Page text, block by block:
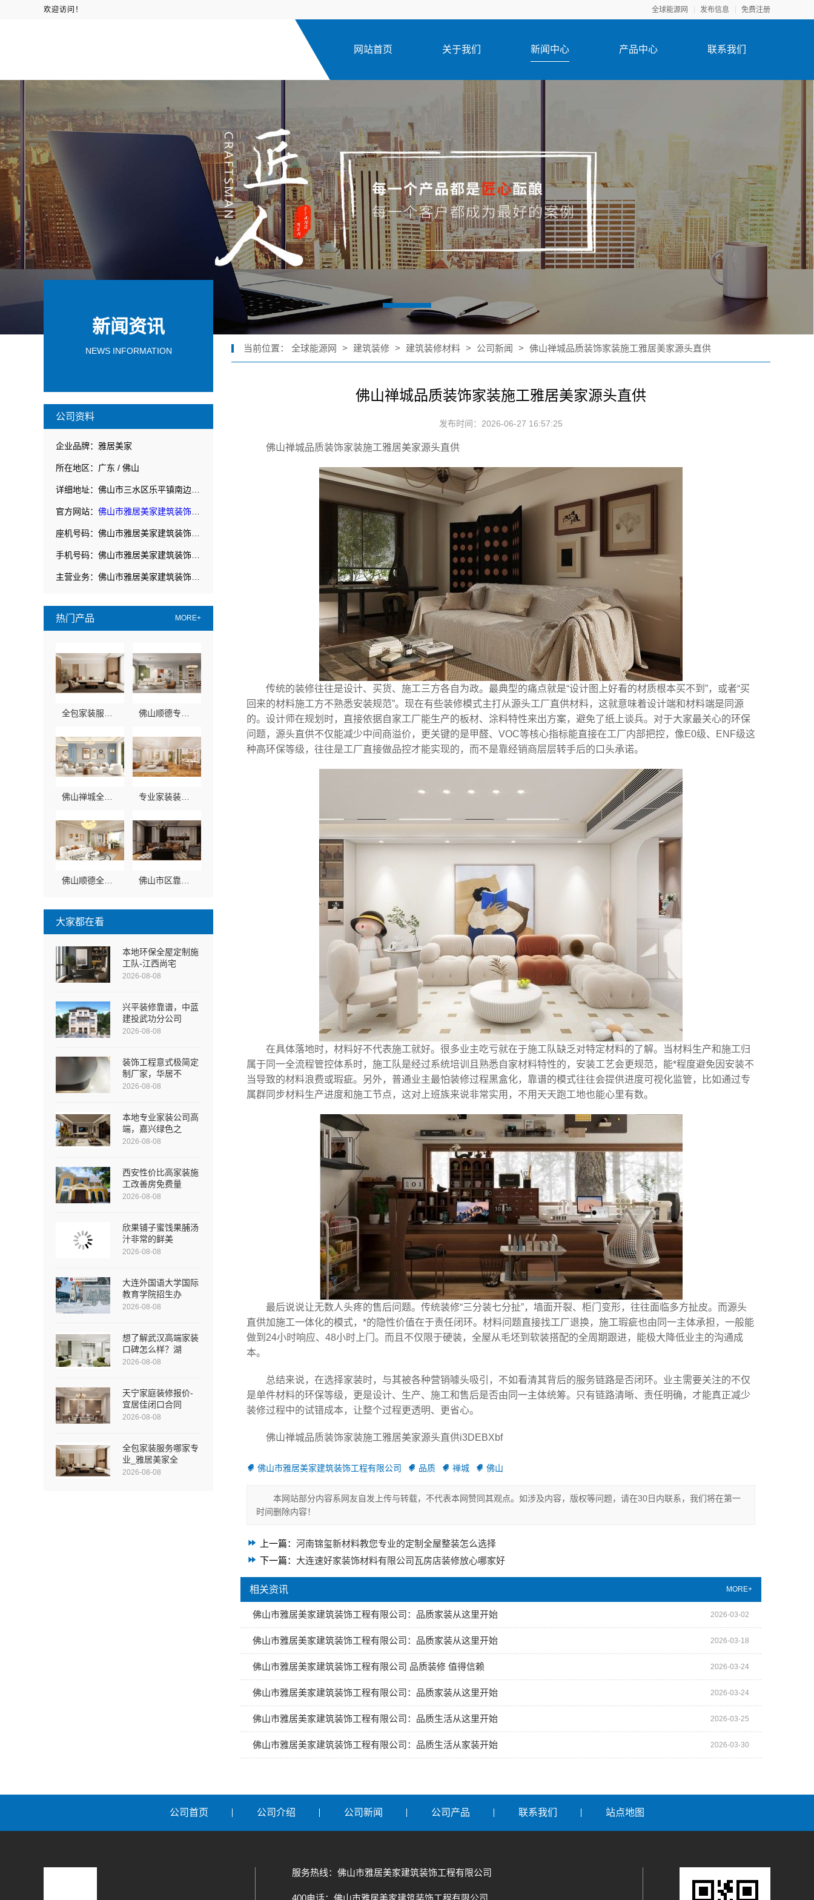
欢迎访问！ 全球能源网 发布信息 免费注册
网站首页 关于我们 新闻中心 产品中心 联系我们
新闻资讯
NEWS INFORMATION
公司资料
企业品牌：雅居美家
所在地区：广东 / 佛山
官方网站： 佛山市雅居美家建筑装饰工程有限公司
热门产品 MORE+
大家都在看
本地环保全屋定制施
工队-江西尚宅
2026-08-08
兴平装修靠谱，中蓝
建投武功分公司
2026-08-08
装饰工程意式极简定
制厂家，华居不
2026-08-08
本地专业家装公司高
端，嘉兴绿色之
2026-08-08
西安性价比高家装施
工改善房免费量
2026-08-08
欣果铺子蜜饯果脯汤
汁非常的鲜美
2026-08-08
大连外国语大学国际
教育学院招生办
2026-08-08
想了解武汉高端家装
口碑怎么样？湖
2026-08-08
天宁家庭装修报价-
宜居佳闭口合同
2026-08-08
全包家装服务哪家专
业_雅居美家全
2026-08-08
当前位置： 全球能源网 > 建筑装修 > 建筑装修材料 > 公司新闻 > 佛山禅城品质装饰家装施工雅居美家源头直供
佛山禅城品质装饰家装施工雅居美家源头直供
发布时间：2026-06-27 16:57:25
佛山禅城品质装饰家装施工雅居美家源头直供
传统的装修往往是设计、买货、施工三方各自为政。最典型的痛点就是“设计图上好看的材质根本买不到”，或者“买
回来的材料施工方不熟悉安装规范”。现在有些装修模式主打从源头工厂直供材料，这就意味着设计端和材料端是同源
的。设计师在规划时，直接依据自家工厂能生产的板材、涂料特性来出方案，避免了纸上谈兵。对于大家最关心的环保
问题，源头直供不仅能减少中间商溢价，更关键的是甲醛、VOC等核心指标能直接在工厂内部把控，像E0级、ENF级这
种高环保等级，往往是工厂直接做品控才能实现的，而不是靠经销商层层转手后的口头承诺。
在具体落地时，材料好不代表施工就好。很多业主吃亏就在于施工队缺乏对特定材料的了解。当材料生产和施工归
属于同一全流程管控体系时，施工队是经过系统培训且熟悉自家材料特性的，安装工艺会更规范，能*程度避免因安装不
当导致的材料浪费或瑕疵。另外，普通业主最怕装修过程黑盒化，靠谱的模式往往会提供进度可视化监管，比如通过专
属群同步材料生产进度和施工节点，这对上班族来说非常实用，不用天天跑工地也能心里有数。
最后说说让无数人头疼的售后问题。传统装修“三分装七分扯”，墙面开裂、柜门变形，往往面临多方扯皮。而源头
直供加施工一体化的模式，*的隐性价值在于责任闭环。材料问题直接找工厂退换，施工瑕疵也由同一主体承担，一般能
做到24小时响应、48小时上门。而且不仅限于硬装，全屋从毛坯到软装搭配的全周期跟进，能极大降低业主的沟通成
本。
总结来说，在选择家装时，与其被各种营销噱头吸引，不如看清其背后的服务链路是否闭环。业主需要关注的不仅
是单件材料的环保等级，更是设计、生产、施工和售后是否由同一主体统筹。只有链路清晰、责任明确，才能真正减少
装修过程中的试错成本，让整个过程更透明、更省心。
佛山禅城品质装饰家装施工雅居美家源头直供i3DEBXbf
佛山市雅居美家建筑装饰工程有限公司 品质 禅城 佛山
本网站部分内容系网友自发上传与转载，不代表本网赞同其观点。如涉及内容，版权等问题，请在30日内联系，我们将在第一
时间删除内容！
上一篇： 河南锦玺新材料教您专业的定制全屋整装怎么选择
下一篇： 大连速好家装饰材料有限公司瓦房店装修放心哪家好
相关资讯 MORE+
佛山市雅居美家建筑装饰工程有限公司：品质家装从这里开始 2026-03-02
佛山市雅居美家建筑装饰工程有限公司：品质家装从这里开始 2026-03-18
佛山市雅居美家建筑装饰工程有限公司 品质装修 值得信赖 2026-03-24
佛山市雅居美家建筑装饰工程有限公司：品质家装从这里开始 2026-03-24
佛山市雅居美家建筑装饰工程有限公司：品质生活从这里开始 2026-03-25
佛山市雅居美家建筑装饰工程有限公司：品质生活从家装开始 2026-03-30
公司首页 公司介绍 公司新闻 公司产品 联系我们 站点地图
服务热线：佛山市雅居美家建筑装饰工程有限公司
400电话：佛山市雅居美家建筑装饰工程有限公司